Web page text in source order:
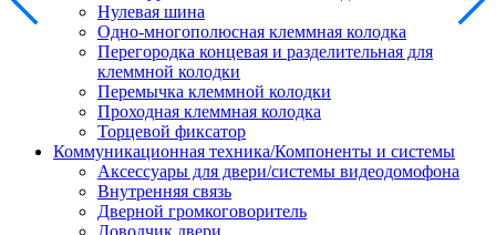
Нулевая шина
Одно-многополюсная клеммная колодка
Перегородка концевая и разделительная для
клеммной колодки
Перемычка клеммной колодки
Проходная клеммная колодка
Торцевой фиксатор
Коммуникационная техника/Компоненты и системы
Аксессуары для двери/системы видеодомофона
Внутренняя связь
Дверной громкоговоритель
Доводчик двери